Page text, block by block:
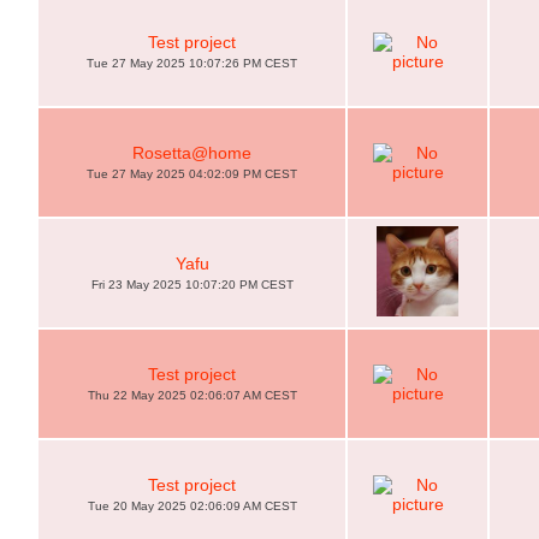
Test project
Tue 27 May 2025 10:07:26 PM CEST
Rosetta@home
Tue 27 May 2025 04:02:09 PM CEST
Yafu
Fri 23 May 2025 10:07:20 PM CEST
Test project
Thu 22 May 2025 02:06:07 AM CEST
Test project
Tue 20 May 2025 02:06:09 AM CEST